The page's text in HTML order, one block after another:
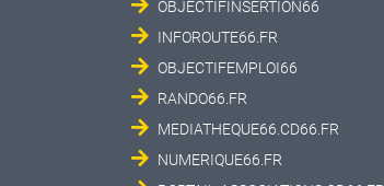
OBJECTIFINSERTION66
INFOROUTE66.FR
OBJECTIFEMPLOI66
RANDO66.FR
MEDIATHEQUE66.CD66.FR
NUMERIQUE66.FR